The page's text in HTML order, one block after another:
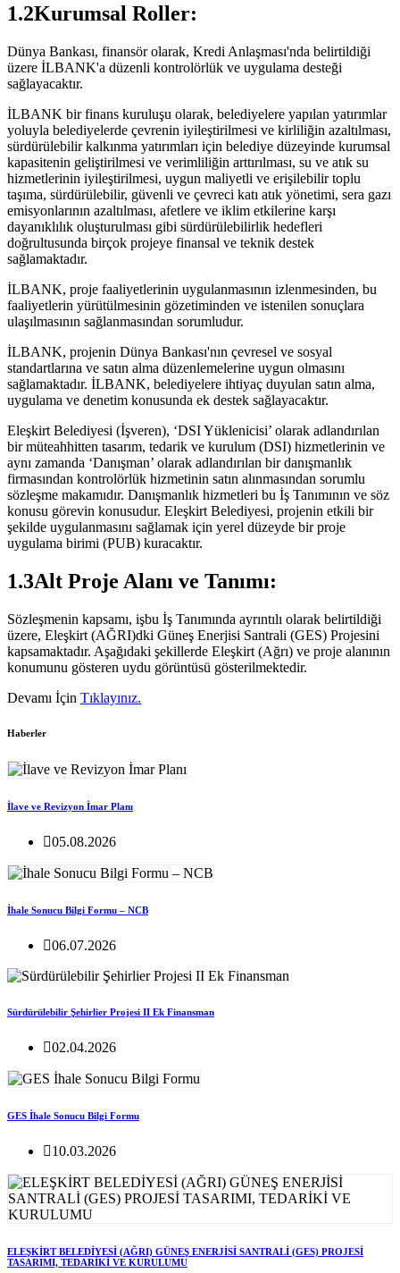
1.2Kurumsal Roller:
Dünya Bankası, finansör olarak, Kredi Anlaşması'nda belirtildiği
üzere İLBANK'a düzenli kontrolörlük ve uygulama desteği
sağlayacaktır.
İLBANK bir finans kuruluşu olarak, belediyelere yapılan yatırımlar
yoluyla belediyelerde çevrenin iyileştirilmesi ve kirliliğin azaltılması,
sürdürülebilir kalkınma yatırımları için belediye düzeyinde kurumsal
kapasitenin geliştirilmesi ve verimliliğin arttırılması, su ve atık su
hizmetlerinin iyileştirilmesi, uygun maliyetli ve erişilebilir toplu
taşıma, sürdürülebilir, güvenli ve çevreci katı atık yönetimi, sera gazı
emisyonlarının azaltılması, afetlere ve iklim etkilerine karşı
dayanıklılık oluşturulması gibi sürdürülebilirlik hedefleri
doğrultusunda birçok projeye finansal ve teknik destek
sağlamaktadır.
İLBANK, proje faaliyetlerinin uygulanmasının izlenmesinden, bu
faaliyetlerin yürütülmesinin gözetiminden ve istenilen sonuçlara
ulaşılmasının sağlanmasından sorumludur.
İLBANK, projenin Dünya Bankası'nın çevresel ve sosyal
standartlarına ve satın alma düzenlemelerine uygun olmasını
sağlamaktadır. İLBANK, belediyelere ihtiyaç duyulan satın alma,
uygulama ve denetim konusunda ek destek sağlayacaktır.
Eleşkirt Belediyesi (İşveren), ‘DSI Yüklenicisi’ olarak adlandırılan
bir müteahhitten tasarım, tedarik ve kurulum (DSI) hizmetlerinin ve
aynı zamanda ‘Danışman’ olarak adlandırılan bir danışmanlık
firmasından kontrolörlük hizmetinin satın alınmasından sorumlu
sözleşme makamıdır. Danışmanlık hizmetleri bu İş Tanımının ve söz
konusu görevin konusudur. Eleşkirt Belediyesi, projenin etkili bir
şekilde uygulanmasını sağlamak için yerel düzeyde bir proje
uygulama birimi (PUB) kuracaktır.
1.3Alt Proje Alanı ve Tanımı:
Sözleşmenin kapsamı, işbu İş Tanımında ayrıntılı olarak belirtildiği
üzere, Eleşkirt (AĞRI)dki Güneş Enerjisi Santrali (GES) Projesini
kapsamaktadır. Aşağıdaki şekillerde Eleşkirt (Ağrı) ve proje alanının
konumunu gösteren uydu görüntüsü gösterilmektedir.
Devamı İçin Tıklayınız.
Haberler
İlave ve Revizyon İmar Planı
05.08.2026
İhale Sonucu Bilgi Formu – NCB
06.07.2026
Sürdürülebilir Şehirlier Projesi II Ek Finansman
02.04.2026
GES İhale Sonucu Bilgi Formu
10.03.2026
ELEŞKİRT BELEDİYESİ (AĞRI) GÜNEŞ ENERJİSİ SANTRALİ (GES) PROJESİ
TASARIMI, TEDARİKİ VE KURULUMU